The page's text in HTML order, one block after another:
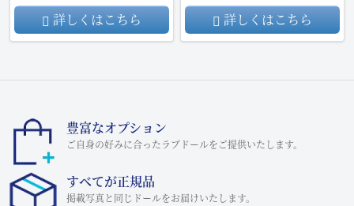
詳しくはこちら
詳しくはこちら
豊富なオプション
ご自身の好みに合ったラブドールをご提供いたします。
すべてが正規品
掲載写真と同じドールをお届けいたします。